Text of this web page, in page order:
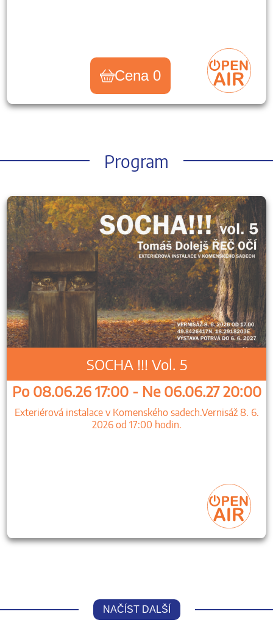
Cena 0
Program
SOCHA !!! Vol. 5
Po 08.06.26 17:00 - Ne 06.06.27 20:00
Exteriérová instalace v Komenského sadech.Vernisáž 8. 6.
2026 od 17:00 hodin.
NAČÍST DALŠÍ